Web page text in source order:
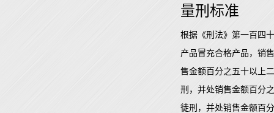
量刑标准
根据《刑法》第一百四
产品冒充合格产品，销
售金额百分之五十以上
刑，并处销售金额百分
徒刑，并处销售金额百